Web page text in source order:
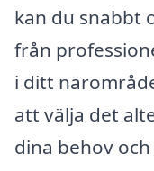
kan du snabbt
från
i ditt
att välja det
dina behov